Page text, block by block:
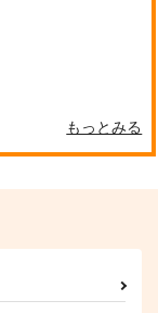
もっとみる